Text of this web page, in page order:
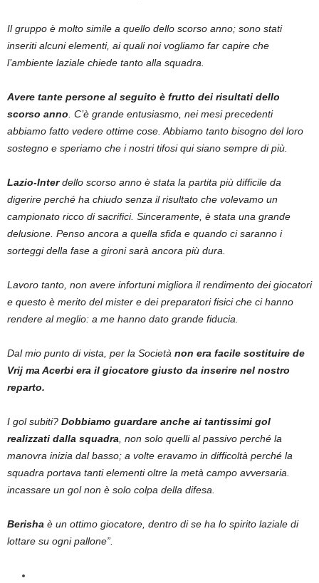
Il gruppo è molto simile a quello dello scorso anno; sono stati
inseriti alcuni elementi, ai quali noi vogliamo far capire che
l’ambiente laziale chiede tanto alla squadra.
Avere tante persone al seguito è frutto dei risultati dello
scorso anno. C’è grande entusiasmo, nei mesi precedenti
abbiamo fatto vedere ottime cose. Abbiamo tanto bisogno del loro
sostegno e speriamo che i nostri tifosi qui siano sempre di più.
Lazio-Interdello scorso anno è stata la partita più difficile da
digerire perché ha chiudo senza il risultato che volevamo un
campionato ricco di sacrifici. Sinceramente, è stata una grande
delusione. Penso ancora a quella sfida e quando ci saranno i
sorteggi della fase a gironi sarà ancora più dura.
Lavoro tanto, non avere infortuni migliora il rendimento dei giocatori
e questo è merito del mister e dei preparatori fisici che ci hanno
rendere al meglio: a me hanno dato grande fiducia.
Dal mio punto di vista, per la Società non era facile sostituire de
Vrij ma Acerbi era il giocatore giusto da inserire nel nostro
reparto.
I gol subiti? Dobbiamo guardare anche ai tantissimi gol
realizzati dalla squadra, non solo quelli al passivo perché la
manovra inizia dal basso; a volte eravamo in difficoltà perché la
squadra portava tanti elementi oltre la metà campo avversaria.
incassare un gol non è solo colpa della difesa.
Berisha è un ottimo giocatore, dentro di se ha lo spirito laziale di
lottare su ogni pallone”.